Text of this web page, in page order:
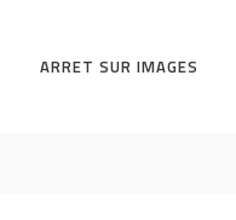
ARRET SUR IMAGES